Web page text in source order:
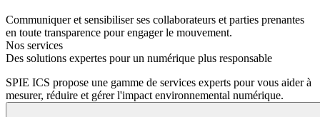
Communiquer et sensibiliser ses collaborateurs et parties prenantes
en toute transparence pour engager le mouvement.
Nos services
Des solutions expertes pour un numérique plus responsable
SPIE ICS propose une gamme de services experts pour vous aider à
mesurer, réduire et gérer l'impact environnemental numérique.